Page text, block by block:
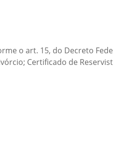
o art. 15, do Decreto
Certificado de